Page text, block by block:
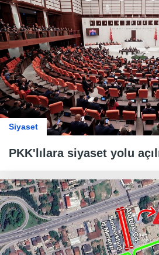
Siyaset
PKK'lılara siyaset yolu